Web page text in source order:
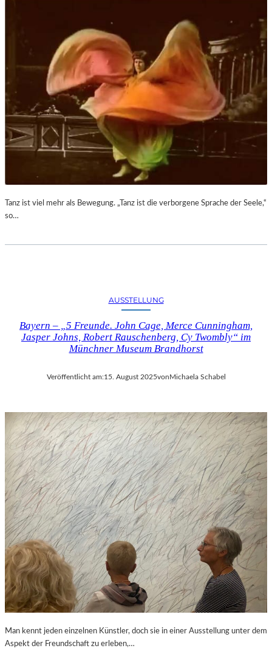
Tanz ist viel mehr als Bewegung. „Tanz ist die verborgene Sprache der Seele,“
so…
AUSSTELLUNG
Bayern – „5 Freunde. John Cage, Merce Cunningham,
Jasper Johns, Robert Rauschenberg, Cy Twombly“ im
Münchner Museum Brandhorst
Veröffentlicht am:15. August 2025vonMichaela Schabel
Man kennt jeden einzelnen Künstler, doch sie in einer Ausstellung unter dem
Aspekt der Freundschaft zu erleben,…